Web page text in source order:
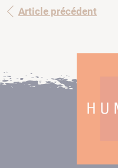
Article précédent